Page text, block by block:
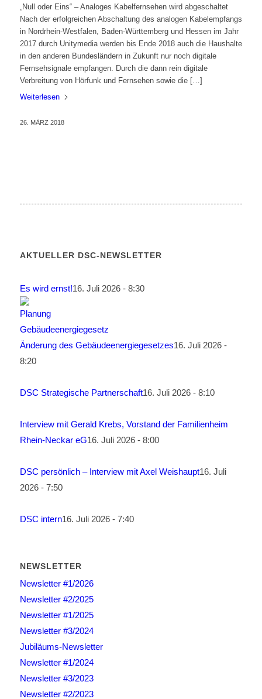
„Null oder Eins“ – Analoges Kabelfernsehen wird abgeschaltet
Nach der erfolgreichen Abschaltung des analogen Kabelempfangs
in Nordrhein-Westfalen, Baden-Württemberg und Hessen im Jahr
2017 durch Unitymedia werden bis Ende 2018 auch die Haushalte
in den anderen Bundesländern in Zukunft nur noch digitale
Fernsehsignale empfangen. Durch die dann rein digitale
Verbreitung von Hörfunk und Fernsehen sowie die […]
Weiterlesen
26. MÄRZ 2018
AKTUELLER DSC-NEWSLETTER
Es wird ernst!16. Juli 2026 - 8:30
Änderung des Gebäudeenergiegesetzes16. Juli 2026 -
8:20
DSC Strategische Partnerschaft16. Juli 2026 - 8:10
Interview mit Gerald Krebs, Vorstand der Familienheim
Rhein-Neckar eG16. Juli 2026 - 8:00
DSC persönlich – Interview mit Axel Weishaupt16. Juli
2026 - 7:50
DSC intern16. Juli 2026 - 7:40
NEWSLETTER
Newsletter #1/2026
Newsletter #2/2025
Newsletter #1/2025
Newsletter #3/2024
Jubiläums-Newsletter
Newsletter #1/2024
Newsletter #3/2023
Newsletter #2/2023